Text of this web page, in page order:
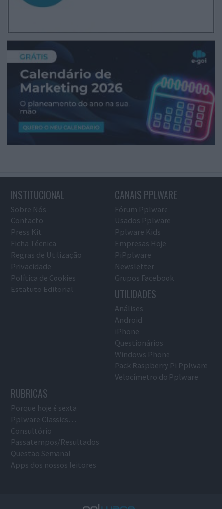
INSTITUCIONAL
Sobre Nós
Contacto
Press Kit
Ficha Técnica
Regras de Utilização
Privacidade
Política de Cookies
Estatuto Editorial
CANAIS PPLWARE
Fórum Pplware
Usados Pplware
Pplware Kids
Empresas Hoje
PiPplware
Newsletter
Grupos Facebook
UTILIDADES
Análises
Android
iPhone
Questionários
Windows Phone
Pack Raspberry Pi Pplware
Velocímetro do Pplware
RUBRICAS
Porque hoje é sexta
Pplware Classics…
Consultório
Passatempos/Resultados
Questão Semanal
Apps dos nossos leitores